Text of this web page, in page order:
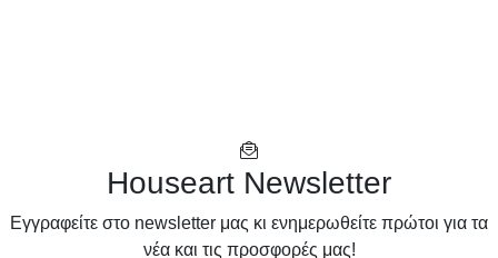
Houseart Newsletter
Eγγραφείτε στο newsletter μας κι ενημερωθείτε πρώτοι για τα
νέα και τις προσφορές μας!